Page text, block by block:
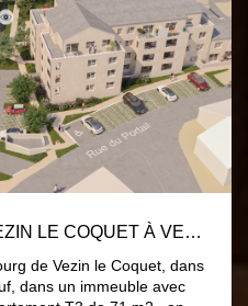
DANS LE BOURG DE VEZIN LE COQUET À VENDRE BEL APPARTEMENT T3 NEUF DE 71 M2 EN DERNIER ÉTAGE AVEC UNE BELLE TERRASSE
de Vezin le Coquet, dans
dans un immeuble avec